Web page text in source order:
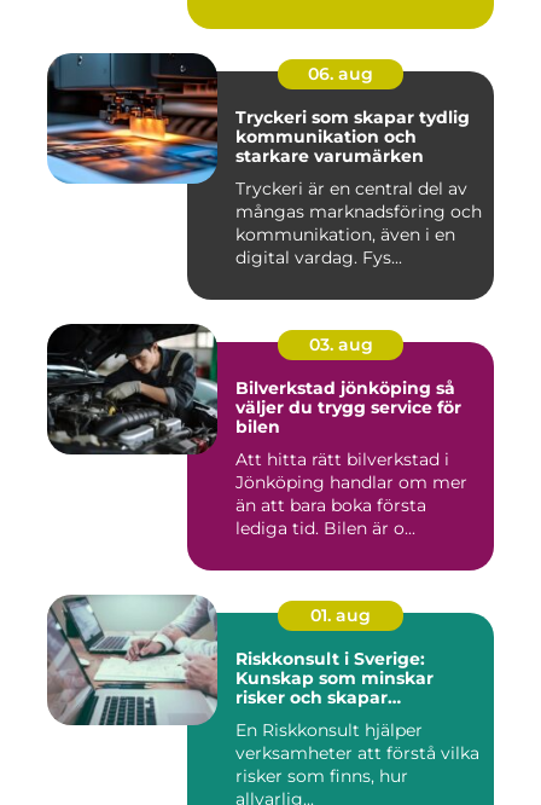
06. aug
Tryckeri som skapar tydlig
kommunikation och
starkare varumärken
Tryckeri är en central del av
mångas marknadsföring och
kommunikation, även i en
digital vardag. Fys...
03. aug
Bilverkstad jönköping så
väljer du trygg service för
bilen
Att hitta rätt bilverkstad i
Jönköping handlar om mer
än att bara boka första
lediga tid. Bilen är o...
01. aug
Riskkonsult i Sverige:
Kunskap som minskar
risker och skapar
En Riskkonsult hjälper
verksamheter att förstå vilka
risker som finns, hur
allvarlig...